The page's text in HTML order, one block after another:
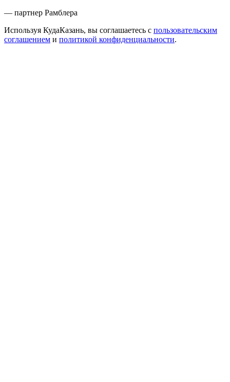
— партнер Рамблера
Используя КудаКазань, вы соглашаетесь с пользовательским
соглашением и политикой конфиденциальности.